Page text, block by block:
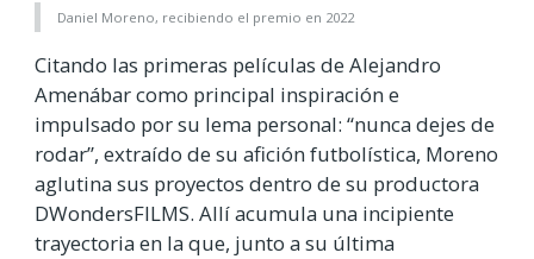
Daniel Moreno, recibiendo el premio en 2022
Citando las primeras películas de Alejandro
Amenábar como principal inspiración e
impulsado por su lema personal: “nunca dejes de
rodar”, extraído de su afición futbolística, Moreno
aglutina sus proyectos dentro de su productora
DWondersFILMS. Allí acumula una incipiente
trayectoria en la que, junto a su última